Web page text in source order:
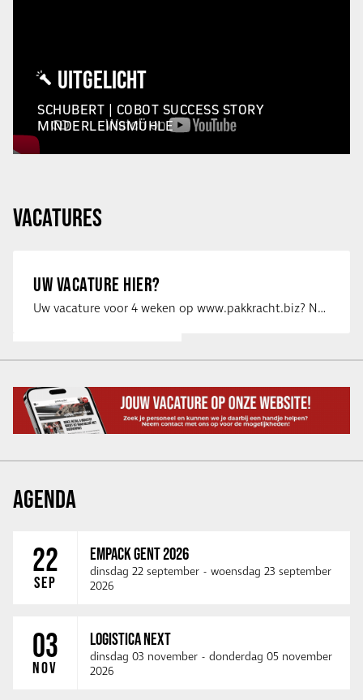
UITGELICHT
SCHUBERT | COBOT SUCCESS STORY
MINDERLEINSMÜHLE
VACATURES
UW VACATURE HIER?
Uw vacature voor 4 weken op www.pakkracht.biz? Neem dan contact op met Yannick van …
AGENDA
22
SEP
EMPACK GENT 2026
dinsdag 22 september - woensdag 23 september
2026
03
NOV
LOGISTICA NEXT
dinsdag 03 november - donderdag 05 november
2026